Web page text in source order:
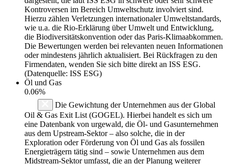
Kontroversen im Bereich Umweltschutz involviert sind.
Hierzu zählen Verletzungen internationaler Umweltstandards,
wie u.a. die Rio-Erklärung über Umwelt und Entwicklung,
die Biodiversitätskonvention oder das Paris-Klimaabkommen.
Die Bewertungen werden bei relevanten neuen Informationen
oder mindestens jährlich aktualisiert. Bei Rückfragen zu den
Firmendaten, wenden Sie sich bitte direkt an ISS ESG.
(Datenquelle: ISS ESG)
Öl und Gas
0.06%
Die Gewichtung der Unternehmen aus der Global
Oil & Gas Exit List (GOGEL). Hierbei handelt es sich um
eine Datenbank von urgewald, die Öl- und Gasunternehmen
aus dem Upstream-Sektor – also solche, die in der
Exploration oder Förderung von Öl und Gas als fossilen
Energieträgern tätig sind – sowie Unternehmen aus dem
Midstream-Sektor umfasst, die an der Planung weiterer